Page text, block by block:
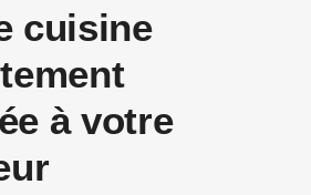
cuisine
à votre